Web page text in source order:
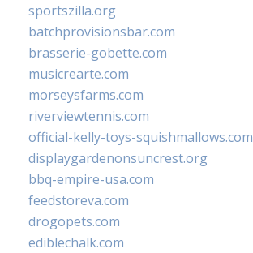
sportszilla.org
batchprovisionsbar.com
brasserie-gobette.com
musicrearte.com
morseysfarms.com
riverviewtennis.com
official-kelly-toys-squishmallows.com
displaygardenonsuncrest.org
bbq-empire-usa.com
feedstoreva.com
drogopets.com
ediblechalk.com